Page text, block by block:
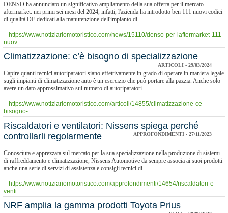
DENSO ha annunciato un significativo ampliamento della sua offerta per il mercato
aftermarket: nei primi sei mesi del 2024, infatti, l'azienda ha introdotto ben 111 nuovi codici
di qualità OE dedicati alla manutenzione dell'impianto di...
https://www.notiziariomotoristico.com/news/15110/denso-per-laftermarket-111-
nuov...
​Climatizzazione: c’è bisogno di specializzazione
ARTICOLI - 29/03/2024
Capire quanti tecnici autoriparatori siano effettivamente in grado di operare in maniera legale
sugli impianti di climatizzazione auto è un esercizio che può portare alla pazzia. Anche solo
avere un dato approssimativo sul numero di autoriparatori...
https://www.notiziariomotoristico.com/articoli/14855/climatizzazione-ce-
bisogno-...
​Riscaldatori e ventilatori: Nissens spiega perché
controllarli regolarmente
APPROFONDIMENTI - 27/11/2023
Conosciuta e apprezzata sul mercato per la sua specializzazione nella produzione di sistemi
di raffreddamento e climatizzazione, Nissens Automotive da sempre associa ai suoi prodotti
anche una serie di servizi di assistenza e consigli tecnici di...
https://www.notiziariomotoristico.com/approfondimenti/14654/riscaldatori-e-
venti...
NRF amplia la gamma prodotti Toyota Prius